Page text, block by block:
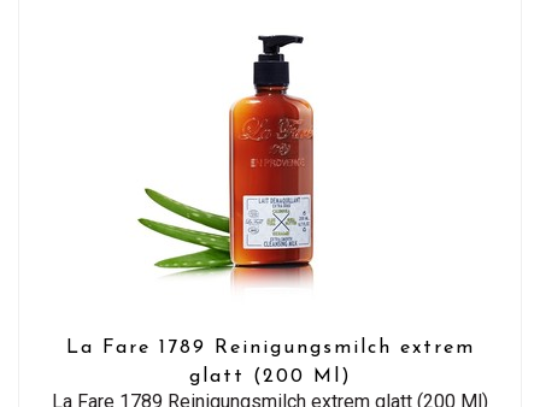
La Fare 1789 Reinigungsmilch extrem
glatt (200 Ml)
La Fare 1789 Reinigungsmilch extrem glatt (200 Ml)